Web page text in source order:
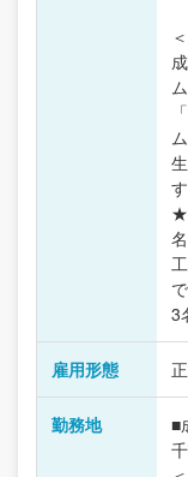
す
★
名
3
雇用形態
勤務地
■